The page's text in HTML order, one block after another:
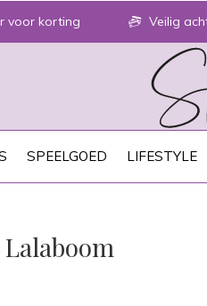
SPEELGOED LIFESTYLE
voor korting Veilig
Lalaboom